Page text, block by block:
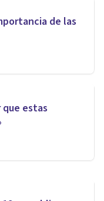
de las
que estas
«Practicar
lógica de